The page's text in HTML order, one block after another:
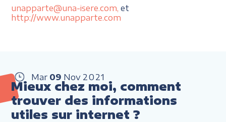
unapparte@una-isere.com, et
http://www.unapparte.com
Mar 09 Nov 2021
Mieux chez moi, comment
trouver des informations
utiles sur internet ?